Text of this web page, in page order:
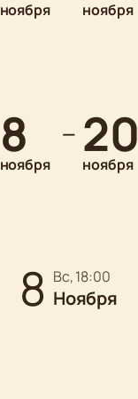
ноября ноября
8
ноября
— 20
ноября
8 вс, 18:00
Ноября